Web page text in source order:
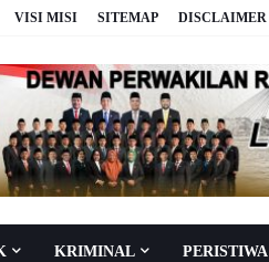
VISI MISI SITEMAP DISCLAIMER
KRIMINAL PERISTIWA